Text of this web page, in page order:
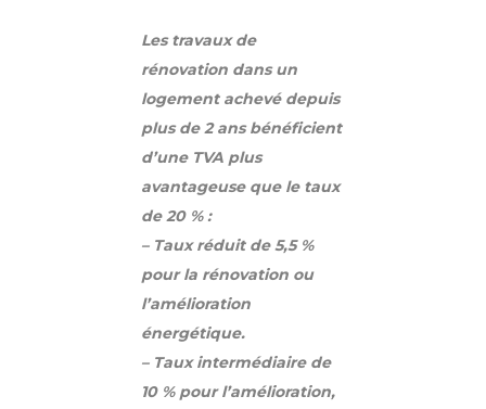
Les travaux de
rénovation dans un
logement achevé depuis
plus de 2 ans bénéficient
d’une TVA plus
avantageuse que le taux
de 20 % :
– Taux réduit de 5,5 %
pour la rénovation ou
l’amélioration
énergétique.
– Taux intermédiaire de
10 % pour l’amélioration,